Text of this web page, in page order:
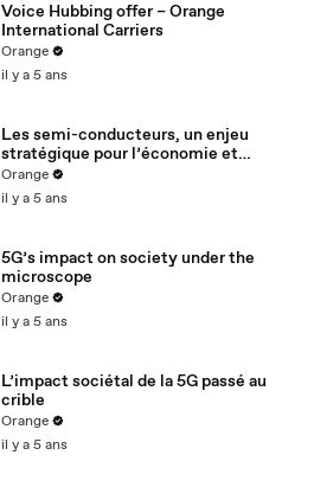
Voice Hubbing offer – Orange
International Carriers
Orange
il y a 5 ans
Les semi-conducteurs, un enjeu
stratégique pour l’économie et
l’innovation
Orange
il y a 5 ans
5G’s impact on society under the
microscope
Orange
il y a 5 ans
L’impact sociétal de la 5G passé au
crible
Orange
il y a 5 ans